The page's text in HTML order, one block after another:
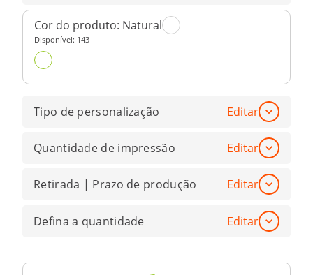
Cor do produto: Natural
Disponível: 143
Tipo de personalização Editar
Quantidade de impressão Editar
Retirada | Prazo de produção Editar
Defina a quantidade Editar